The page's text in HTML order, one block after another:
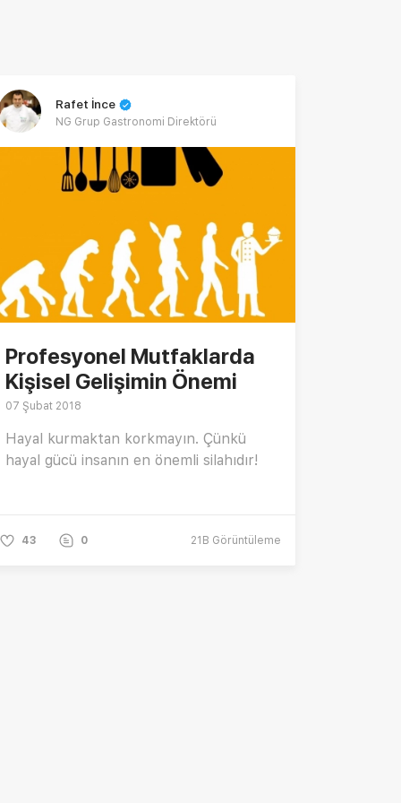
Rafet İnce
NG Grup Gastronomi Direktörü
Profesyonel Mutfaklarda
Kişisel Gelişimin Önemi
07 Şubat 2018
Hayal kurmaktan korkmayın. Çünkü
hayal gücü insanın en önemli silahıdır!
43 0 21B Görüntüleme